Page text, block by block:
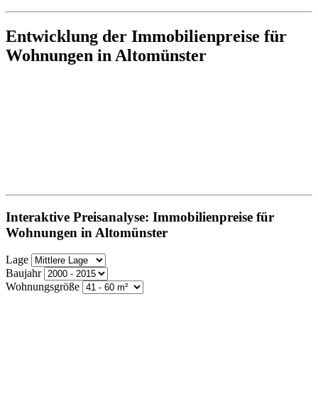
Entwicklung der Immobilienpreise für
Wohnungen in Altomünster
Interaktive Preisanalyse: Immobilienpreise für
Wohnungen in Altomünster
Lage
Baujahr
Wohnungsgröße